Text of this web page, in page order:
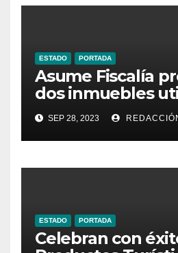
ESTADO PORTADA
Asume Fiscalía
dos inmuebles
la delincuencia
SEP 28, 2023
ESTADO PORTADA
Celebran con